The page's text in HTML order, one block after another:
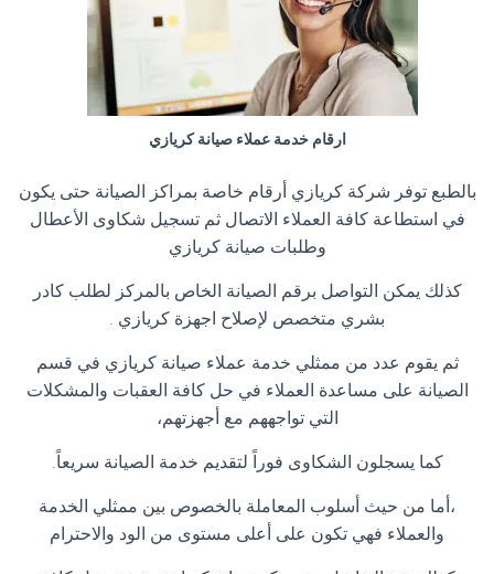
ارقام خدمة عملاء صيانة كريازي
بالطبع توفر شركة كريازي أرقام خاصة بمراكز الصيانة حتى يكون
في استطاعة كافة العملاء الاتصال ثم تسجيل شكاوى الأعطال
وطلبات صيانة كريازي
كذلك يمكن التواصل برقم الصيانة الخاص بالمركز لطلب كادر
بشري متخصص لإصلاح اجهزة كريازي .
ثم يقوم عدد من ممثلي خدمة عملاء صيانة كريازي في قسم
الصيانة على مساعدة العملاء في حل كافة العقبات والمشكلات
التي تواجههم مع أجهزتهم،
كما يسجلون الشكاوى فوراً لتقديم خدمة الصيانة سريعاً.
،أما من حيث أسلوب المعاملة بالخصوص بين ممثلي الخدمة
والعملاء فهي تكون على أعلى مستوى من الود والاحترام